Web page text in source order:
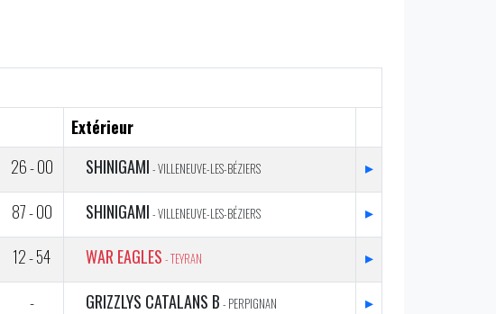
Extérieur
26 - 00 SHINIGAMI - VILLENEUVE-LES-BÉZIERS
▸
87 - 00 SHINIGAMI - VILLENEUVE-LES-BÉZIERS
▸
12 - 54 WAR EAGLES - TEYRAN
▸
- GRIZZLYS CATALANS B - PERPIGNAN
▸